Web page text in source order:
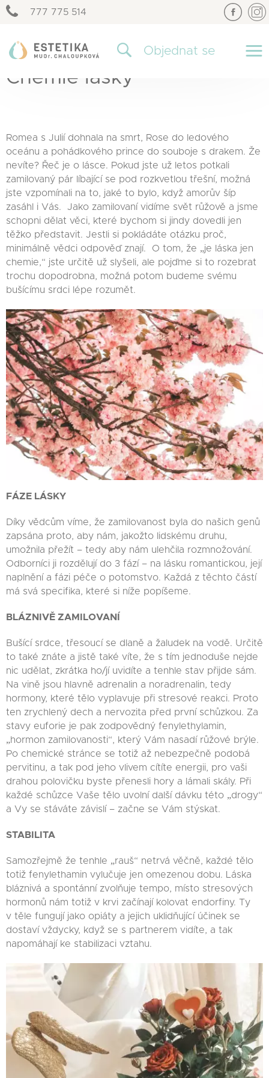
777 775 514
Objednat se
Chemie lásky
Romea s Julií dohnala na smrt, Rose do ledového
oceánu a pohádkového prince do souboje s drakem. Že
nevíte? Řeč je o lásce. Pokud jste už letos potkali
zamilovaný pár líbající se pod rozkvetlou třešní, možná
jste vzpomínali na to, jaké to bylo, když amorův šíp
zasáhl i Vás. Jako zamilovaní vidíme svět růžově a jsme
schopni dělat věci, které bychom si jindy dovedli jen
těžko představit. Jestli si pokládáte otázku proč,
minimálně vědci odpověď znají. O tom, že „je láska jen
chemie,“ jste určitě už slyšeli, ale pojďme si to rozebrat
trochu dopodrobna, možná potom budeme svému
bušícímu srdci lépe rozumět.
FÁZE LÁSKY
Díky vědcům víme, že zamilovanost byla do našich genů
zapsána proto, aby nám, jakožto lidskému druhu,
umožnila přežít – tedy aby nám ulehčila rozmnožování.
Odborníci ji rozdělují do 3 fází – na lásku romantickou, její
naplnění a fázi péče o potomstvo. Každá z těchto částí
má svá specifika, které si níže popíšeme.
BLÁZNIVĚ ZAMILOVANÍ
Bušící srdce, třesoucí se dlaně a žaludek na vodě. Určitě
to také znáte a jistě také víte, že s tím jednoduše nejde
nic udělat, zkrátka ho/jí uvidíte a tenhle stav přijde sám.
Na vině jsou hlavně adrenalin a noradrenalin, tedy
hormony, které tělo vyplavuje při stresové reakci. Proto
ten zrychlený dech a nervozita před první schůzkou. Za
stavy euforie je pak zodpovědný fenylethylamin,
„hormon zamilovanosti“, který Vám nasadí růžové brýle.
Po chemické stránce se totiž až nebezpečně podobá
pervitinu, a tak pod jeho vlivem cítíte energii, pro vaši
drahou polovičku byste přenesli hory a lámali skály. Při
každé schůzce Vaše tělo uvolní další dávku této „drogy“
a Vy se stáváte závislí – začne se Vám stýskat.
STABILITA
Samozřejmě že tenhle „rauš“ netrvá věčně, každé tělo
totiž fenylethamin vylučuje jen omezenou dobu. Láska
bláznivá a spontánní zvolňuje tempo, místo stresových
hormonů nám totiž v krvi začínají kolovat endorfiny. Ty
v těle fungují jako opiáty a jejich uklidňující účinek se
dostaví vždycky, když se s partnerem vidíte, a tak
napomáhají ke stabilizaci vztahu.
×